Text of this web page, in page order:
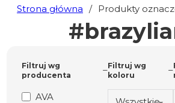
Strona główna / Produkty
Filtruj wg
producenta
AVA
Filtruj wg
koloru